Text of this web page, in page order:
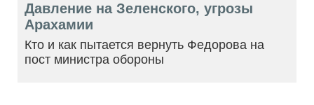
Давление на Зеленского, угрозы
Арахамии
Кто и как пытается вернуть Федорова на
пост министра обороны